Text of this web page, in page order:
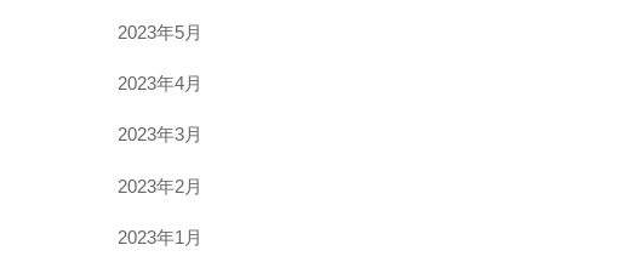
2023年5月
2023年4月
2023年3月
2023年2月
2023年1月